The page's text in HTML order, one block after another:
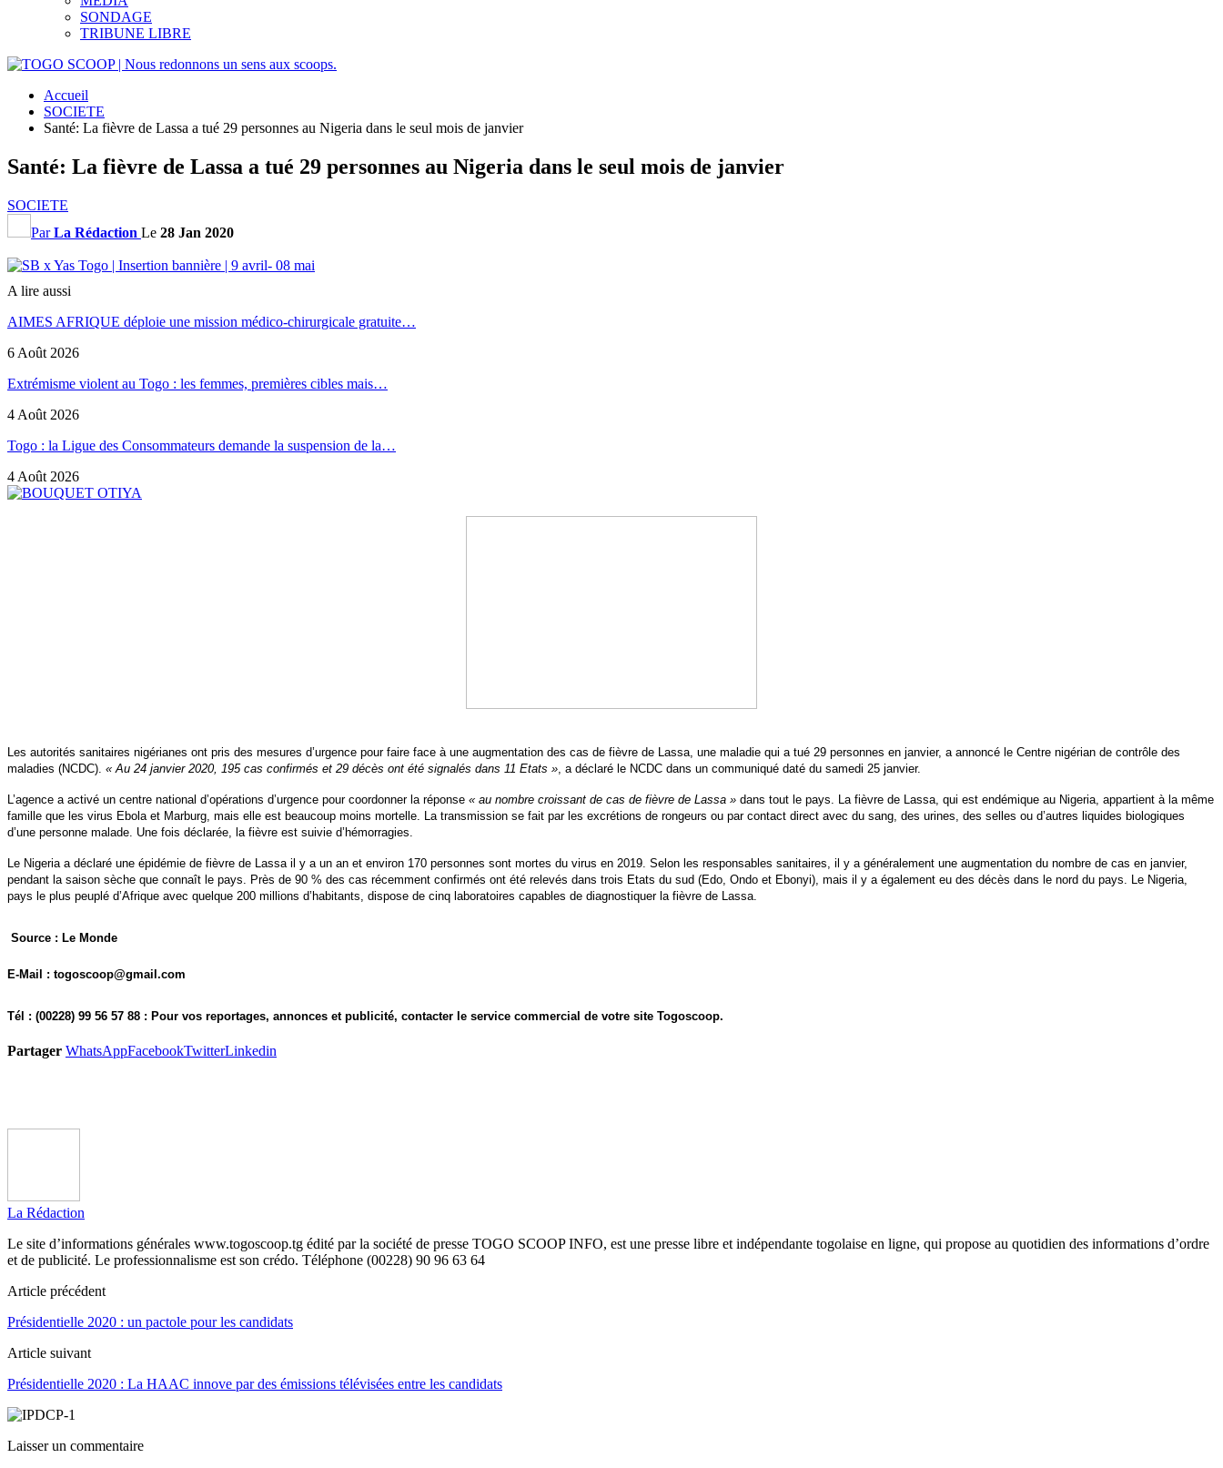
SONDAGE
TRIBUNE LIBRE
Accueil
SOCIETE
Santé: La fièvre de Lassa a tué 29 personnes au Nigeria dans le seul mois de janvier
Santé: La fièvre de Lassa a tué 29 personnes au Nigeria dans le seul mois de janvier
SOCIETE
ParLa Rédaction Le 28 Jan 2020
A lire aussi
AIMES AFRIQUE déploie une mission médico-chirurgicale gratuite…
6 Août 2026
Extrémisme violent au Togo : les femmes, premières cibles mais…
4 Août 2026
Togo : la Ligue des Consommateurs demande la suspension de la…
4 Août 2026
Les autorités sanitaires nigérianes ont pris des mesures d’urgence pour faire face à une augmentation des cas de fièvre de Lassa, une maladie qui a tué 29 personnes en janvier, a annoncé le Centre nigérian de contrôle des
maladies (NCDC). « Au 24 janvier 2020, 195 cas confirmés et 29 décès ont été signalés dans 11 Etats » , a déclaré le NCDC dans un communiqué daté du samedi 25 janvier.
L’agence a activé un centre national d’opérations d’urgence pour coordonner la réponse « au nombre croissant de cas de fièvre de Lassa » dans tout le pays. La fièvre de Lassa, qui est endémique au Nigeria, appartient à la même
famille que les virus Ebola et Marburg, mais elle est beaucoup moins mortelle. La transmission se fait par les excrétions de rongeurs ou par contact direct avec du sang, des urines, des selles ou d’autres liquides biologiques
d’une personne malade. Une fois déclarée, la fièvre est suivie d’hémorragies.
Le Nigeria a déclaré une épidémie de fièvre de Lassa il y a un an et environ 170 personnes sont mortes du virus en 2019. Selon les responsables sanitaires, il y a généralement une augmentation du nombre de cas en janvier,
pendant la saison sèche que connaît le pays. Près de 90 % des cas récemment confirmés ont été relevés dans trois Etats du sud (Edo, Ondo et Ebonyi), mais il y a également eu des décès dans le nord du pays. Le Nigeria,
pays le plus peuplé d’Afrique avec quelque 200 millions d’habitants, dispose de cinq laboratoires capables de diagnostiquer la fièvre de Lassa.
Source : Le Monde
E-Mail : togoscoop@gmail.com
Tél : (00228) 99 56 57 88 : Pour vos reportages, annonces et publicité, contacter le service commercial de votre site Togoscoop.
Partager WhatsAppFacebookTwitterLinkedin
La Rédaction
Le site d’informations générales www.togoscoop.tg édité par la société de presse TOGO SCOOP INFO, est une presse libre et indépendante togolaise en ligne, qui propose au quotidien des informations d’ordre
et de publicité. Le professionnalisme est son crédo. Téléphone (00228) 90 96 63 64
Article précédent
Présidentielle 2020 : un pactole pour les candidats
Article suivant
Présidentielle 2020 : La HAAC innove par des émissions télévisées entre les candidats
Laisser un commentaire